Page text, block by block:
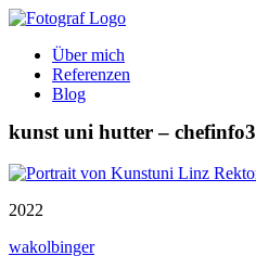
Zum
springenÜber mich
Referenzen
Blog
kunst uni hutter – chefinfo3
2022
wakolbinger